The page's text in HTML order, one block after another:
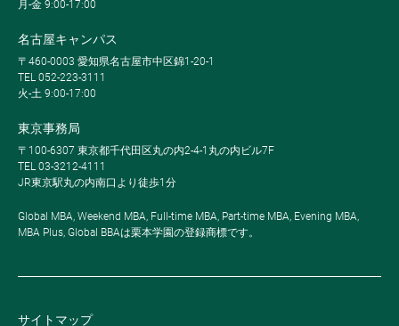
月-金 9:00-17:00
名古屋キャンパス
〒460-0003 愛知県名古屋市中区錦1-20-1
TEL 052-223-3111
火-土 9:00-17:00
東京事務局
〒100-6307 東京都千代田区丸の内2-4-1丸の内ビル7F
TEL 03-3212-4111
JR東京駅丸の内南口より徒歩1分
Global MBA, Weekend MBA, Full-time MBA, Part-time MBA, Evening MBA,
MBA Plus, Global BBAは栗本学園の登録商標です。
サイトマップ